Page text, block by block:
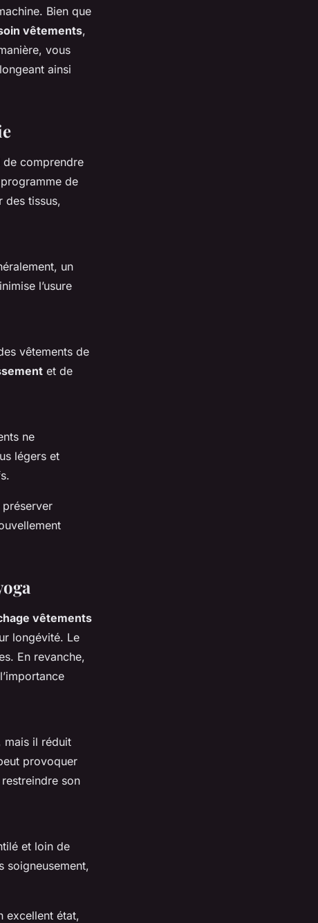
Bien que
vêtements,
vous
ainsi
de comprendre
de
des tissus,
un
l’usure
vêtements de
et de
ne
légers et
préserver
vêtements
longévité. Le
En revanche,
mais il réduit
provoquer
son
et loin de
soigneusement,
excellent état,